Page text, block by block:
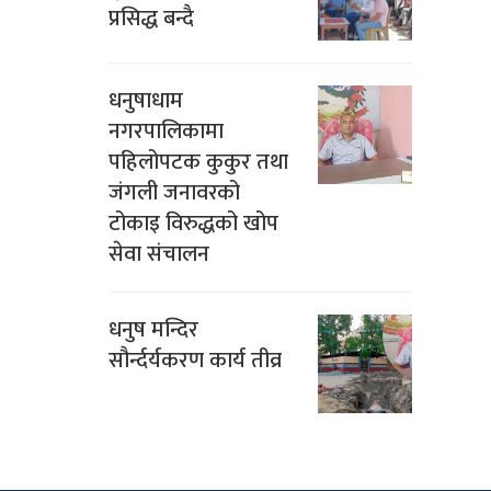
प्रसिद्ध बन्दै
धनुषाधाम
नगरपालिकामा
पहिलोपटक कुकुर तथा
जंगली जनावरको
टोकाइ विरुद्धको खोप
सेवा संचालन
धनुष मन्दिर
सौर्न्दर्यकरण कार्य तीव्र